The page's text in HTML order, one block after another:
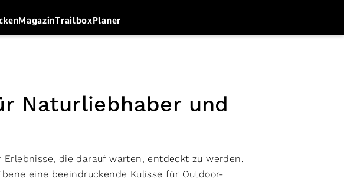
MagazinTrailboxPlaner
Naturliebhaber und
die darauf warten, entdeckt zu werden.
eine beeindruckende Kulisse für Outdoor-